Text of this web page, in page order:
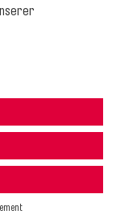
AG